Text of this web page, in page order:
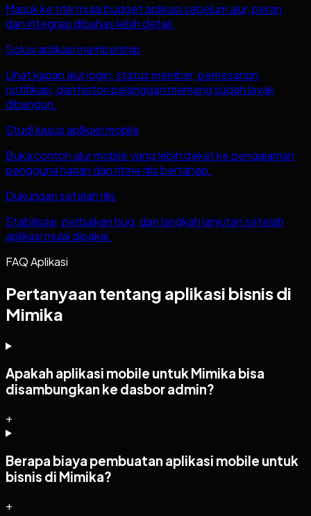
Masuk ke titik mulai budget aplikasi sebelum alur, peran,
dan integrasi dibahas lebih detail.
Solusi aplikasi membership
Lihat kapan alur login, status member, pemesanan,
notifikasi, dan histori pelanggan memang sudah layak
dibangun.
Studi kasus aplikasi mobile
Buka contoh alur mobile yang lebih dekat ke pengalaman
pengguna harian dan ritme rilis bertahap.
Dukungan setelah rilis
Stabilisasi, perbaikan bug, dan langkah lanjutan setelah
aplikasi mulai dipakai.
FAQ Aplikasi
Pertanyaan tentang aplikasi bisnis di
Mimika
Apakah aplikasi mobile untuk Mimika bisa
disambungkan ke dasbor admin?
+
Berapa biaya pembuatan aplikasi mobile untuk
bisnis di Mimika?
+